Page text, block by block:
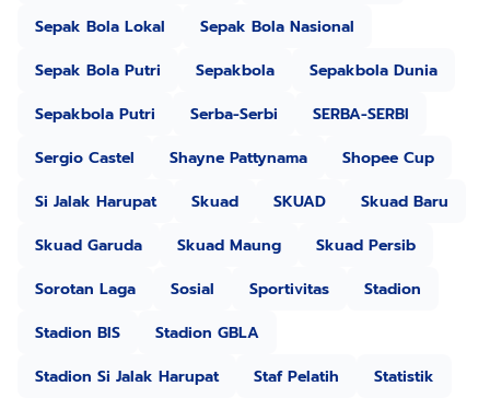
Sepak Bola Lokal
Sepak Bola Nasional
Sepak Bola Putri
Sepakbola
Sepakbola Dunia
Sepakbola Putri
Serba-Serbi
SERBA-SERBI
Sergio Castel
Shayne Pattynama
Shopee Cup
Si Jalak Harupat
Skuad SKUAD
Skuad Baru
Skuad Garuda
Skuad Maung
Skuad Persib
Sorotan Laga
Sosial Sportivitas
Stadion
Stadion BIS
Stadion GBLA
Stadion Si Jalak Harupat
Staf Pelatih
Statistik